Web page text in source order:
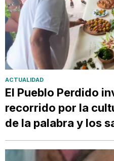
ACTUALIDAD
El Pueblo Perdido
recorrido por la
de la palabra y los